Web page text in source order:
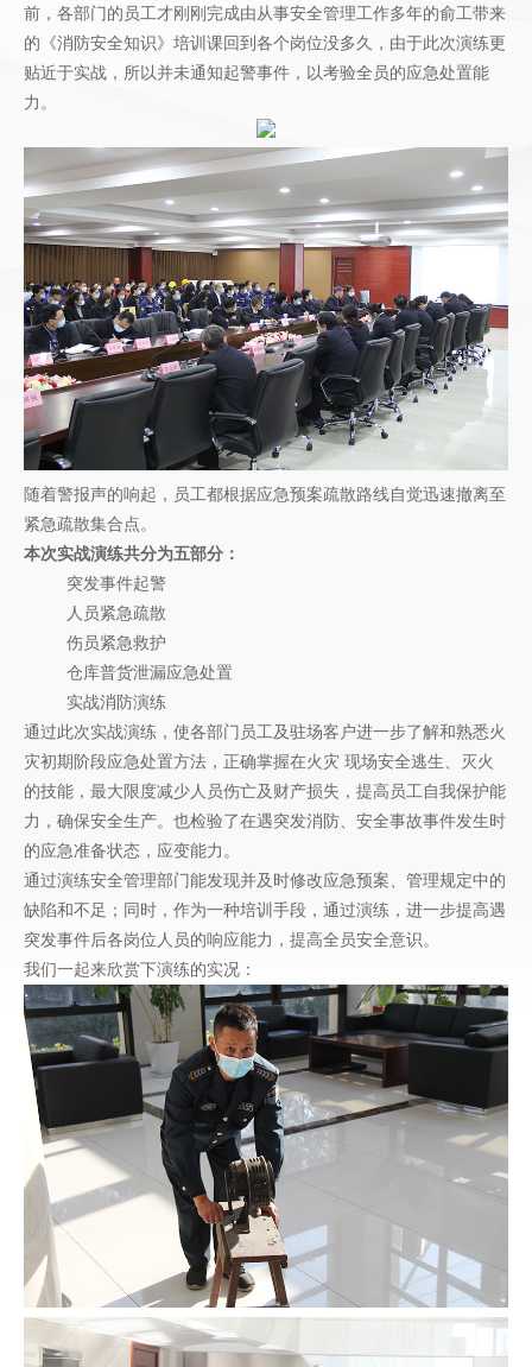
前，各部门的员工才刚刚完成由从事安全管理工作多年的俞工带来
的《消防安全知识》培训课回到各个岗位没多久，由于此次演练更
贴近于实战，所以并未通知起警事件，以考验全员的应急处置能
力。
随着警报声的响起，员工都根据应急预案疏散路线自觉迅速撤离至
紧急疏散集合点。
本次实战演练共分为五部分：
突发事件起警
人员紧急疏散
伤员紧急救护
仓库普货泄漏应急处置
实战消防演练
通过此次实战演练，使各部门员工及驻场客户进一步了解和熟悉火
灾初期阶段应急处置方法，正确掌握在火灾 现场安全逃生、灭火
的技能，最大限度减少人员伤亡及财产损失，提高员工自我保护能
力，确保安全生产。也检验了在遇突发消防、安全事故事件发生时
的应急准备状态，应变能力。
通过演练安全管理部门能发现并及时修改应急预案、管理规定中的
缺陷和不足；同时，作为一种培训手段，通过演练，进一步提高遇
突发事件后各岗位人员的响应能力，提高全员安全意识。
我们一起来欣赏下演练的实况：